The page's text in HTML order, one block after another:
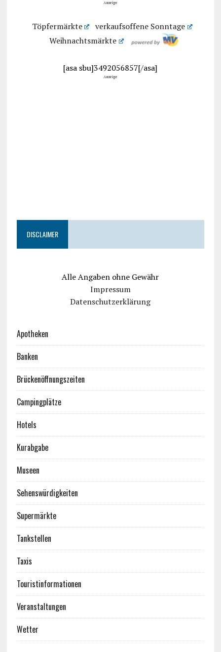
Anzeige
Töpfermärkte
verkaufsoffene Sonntage
Weihnachtsmärkte
[asa sbu]3492056857[/asa]
Anzeige
DISCLAIMER
Alle Angaben ohne Gewähr
Impressum
Datenschutzerklärung
Apotheken
Banken
Brückenöffnungszeiten
Campingplätze
Hotels
Kurabgabe
Museen
Sehenswürdigkeiten
Supermärkte
Tankstellen
Taxis
Touristinformationen
Veranstaltungen
Wetter